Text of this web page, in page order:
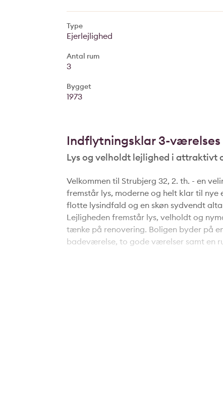
Type
Ejerlejlighed
Antal rum
3
Bygget
1973
Indflytningsklar 3-
Lys og velholdt lejlighed i
Velkommen til Strubjerg 32, 2. th. - en
fremstår lys, moderne og helt klar til nye
flotte lysindfald og en skøn sydvendt
Lejligheden fremstår lys, velholdt og
tænke på renovering. Boligen byder på
badeværelse, to gode værelser samt en